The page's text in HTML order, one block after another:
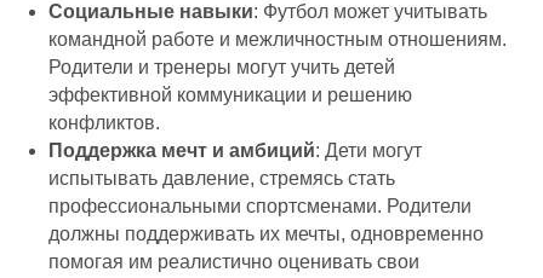
Социальные навыки: Футбол может учитывать
командной работе и межличностным отношениям.
Родители и тренеры могут учить детей
эффективной коммуникации и решению
конфликтов.
Поддержка мечт и амбиций: Дети могут
испытывать давление, стремясь стать
профессиональными спортсменами. Родители
должны поддерживать их мечты, одновременно
помогая им реалистично оценивать свои